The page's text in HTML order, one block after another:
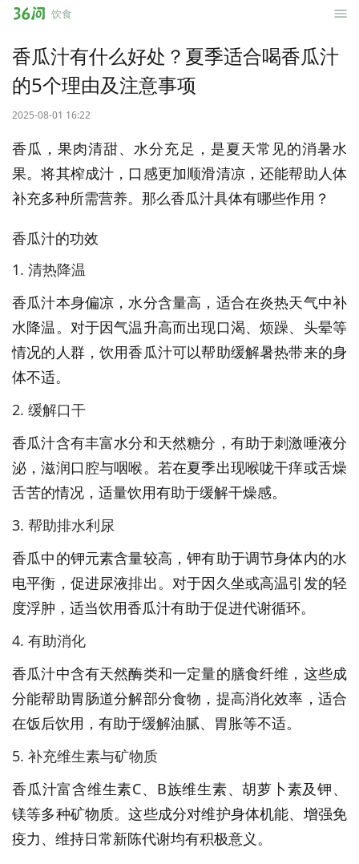
36
饮食
香瓜汁有什么好处？夏季适合喝香瓜汁
的5个理由及注意事项
2025-08-01 16:22
香瓜，果肉清甜、水分充足，是夏天常见的消暑水
果。将其榨成汁，口感更加顺滑清凉，还能帮助人体
补充多种所需营养。那么香瓜汁具体有哪些作用？
香瓜汁的功效
1. 清热降温
香瓜汁本身偏凉，水分含量高，适合在炎热天气中补
水降温。对于因气温升高而出现口渴、烦躁、头晕等
情况的人群，饮用香瓜汁可以帮助缓解暑热带来的身
体不适。
2. 缓解口干
香瓜汁含有丰富水分和天然糖分，有助于刺激唾液分
泌，滋润口腔与咽喉。若在夏季出现喉咙干痒或舌燥
舌苦的情况，适量饮用有助于缓解干燥感。
3. 帮助排水利尿
香瓜中的钾元素含量较高，钾有助于调节身体内的水
电平衡，促进尿液排出。对于因久坐或高温引发的轻
度浮肿，适当饮用香瓜汁有助于促进代谢循环。
4. 有助消化
香瓜汁中含有天然酶类和一定量的膳食纤维，这些成
分能帮助胃肠道分解部分食物，提高消化效率，适合
在饭后饮用，有助于缓解油腻、胃胀等不适。
5. 补充维生素与矿物质
香瓜汁富含维生素C、B族维生素、胡萝卜素及钾、
镁等多种矿物质。这些成分对维护身体机能、增强免
疫力、维持日常新陈代谢均有积极意义。